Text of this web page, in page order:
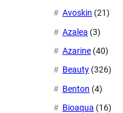
Avoskin (21)
Azalea (3)
Azarine (40)
Beauty (326)
Benton (4)
Bioaqua (16)